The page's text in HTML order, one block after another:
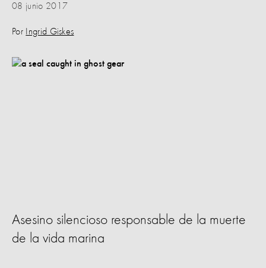
08 junio 2017
Por Ingrid Giskes
Asesino silencioso responsable de la muerte
de la vida marina